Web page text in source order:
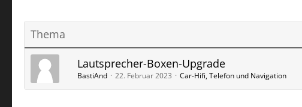
Thema
Lautsprecher-Boxen-Upgrade
BastiAnd 22. Februar 2023 Car-Hifi, Telefon und Navigation